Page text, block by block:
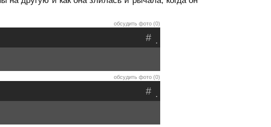
обсудить фото (0)
.
#
обсудить фото (0)
.
#